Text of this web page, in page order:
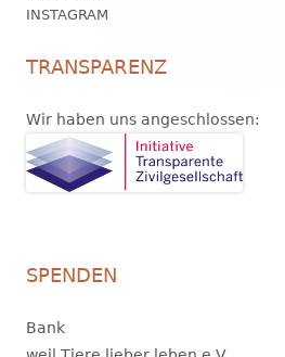
INSTAGRAM
TRANSPARENZ
Wir haben uns angeschlossen:
SPENDEN
Bank